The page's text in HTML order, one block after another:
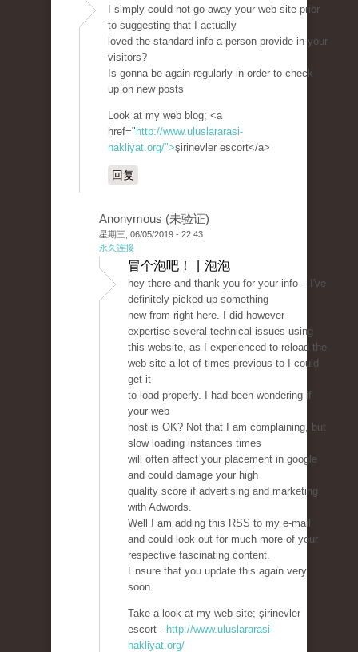
I simply could not go away your web site prior
to suggesting that I actually
loved the standard info a person provide in your
visitors?
Is gonna be again regularly in order to check
up on new posts
Look at my web blog; <a
href=" http://www.uluslararasi-
nakliyat.org/">şirinevler escort</a>
回复
Anonymous (未验证)
星期三, 06/05/2019 - 22:43
永久连接
冒个泡吧！ | 泡泡
hey there and thank you for your info – I've
definitely picked up something
new from right here. I did however
expertise several technical issues using
this website, as I experienced to reload the
web site a lot of times previous to I could
get it
to load properly. I had been wondering if
your web
host is OK? Not that I am complaining, but
slow loading instances times
will often affect your placement in google
and could damage your high
quality score if advertising and marketing
with Adwords.
Well I am adding this RSS to my e-mail
and could look out for much more of your
respective fascinating content.
Ensure that you update this again very
soon.
Take a look at my web-site; şirinevler
escort - http://www.uluslararasi-
nakliyat.org/